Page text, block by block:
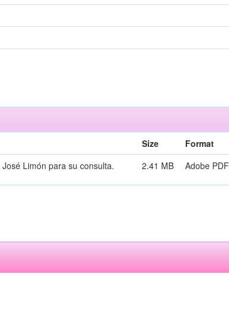
Size
Format
Limón para su consulta. 2.41 MB Adobe PDF